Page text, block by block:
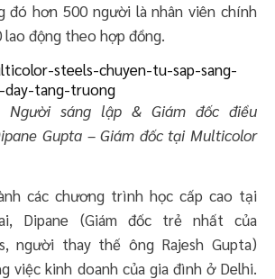
đó hơn 500 người là nhân viên chính
lao động theo hợp đồng.
Người sáng lập & Giám đốc điều
Gupta – Giám đốc tại Multicolor
các chương trình học cấp cao tại
Dipane (Giám đốc trẻ nhất của
người thay thế ông Rajesh Gupta)
việc kinh doanh của gia đình ở Delhi.